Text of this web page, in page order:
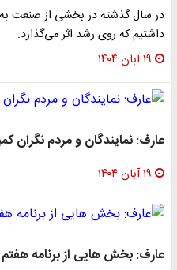
داشتیم که روی رشد اثر می‌گذارد.
۱۹ آبان ۱۴۰۴
عارف: نمایندگان و مردم نگران
۱۹ آبان ۱۴۰۴
عارف: بخش هایی از برنامه